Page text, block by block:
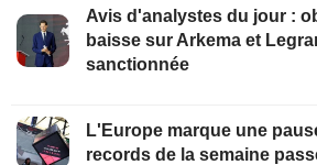
Avis d'analystes du jour :
baisse sur Arkema et
sanctionnée
L'Europe marque une
records de la semaine